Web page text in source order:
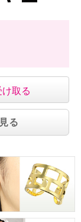
取る
る